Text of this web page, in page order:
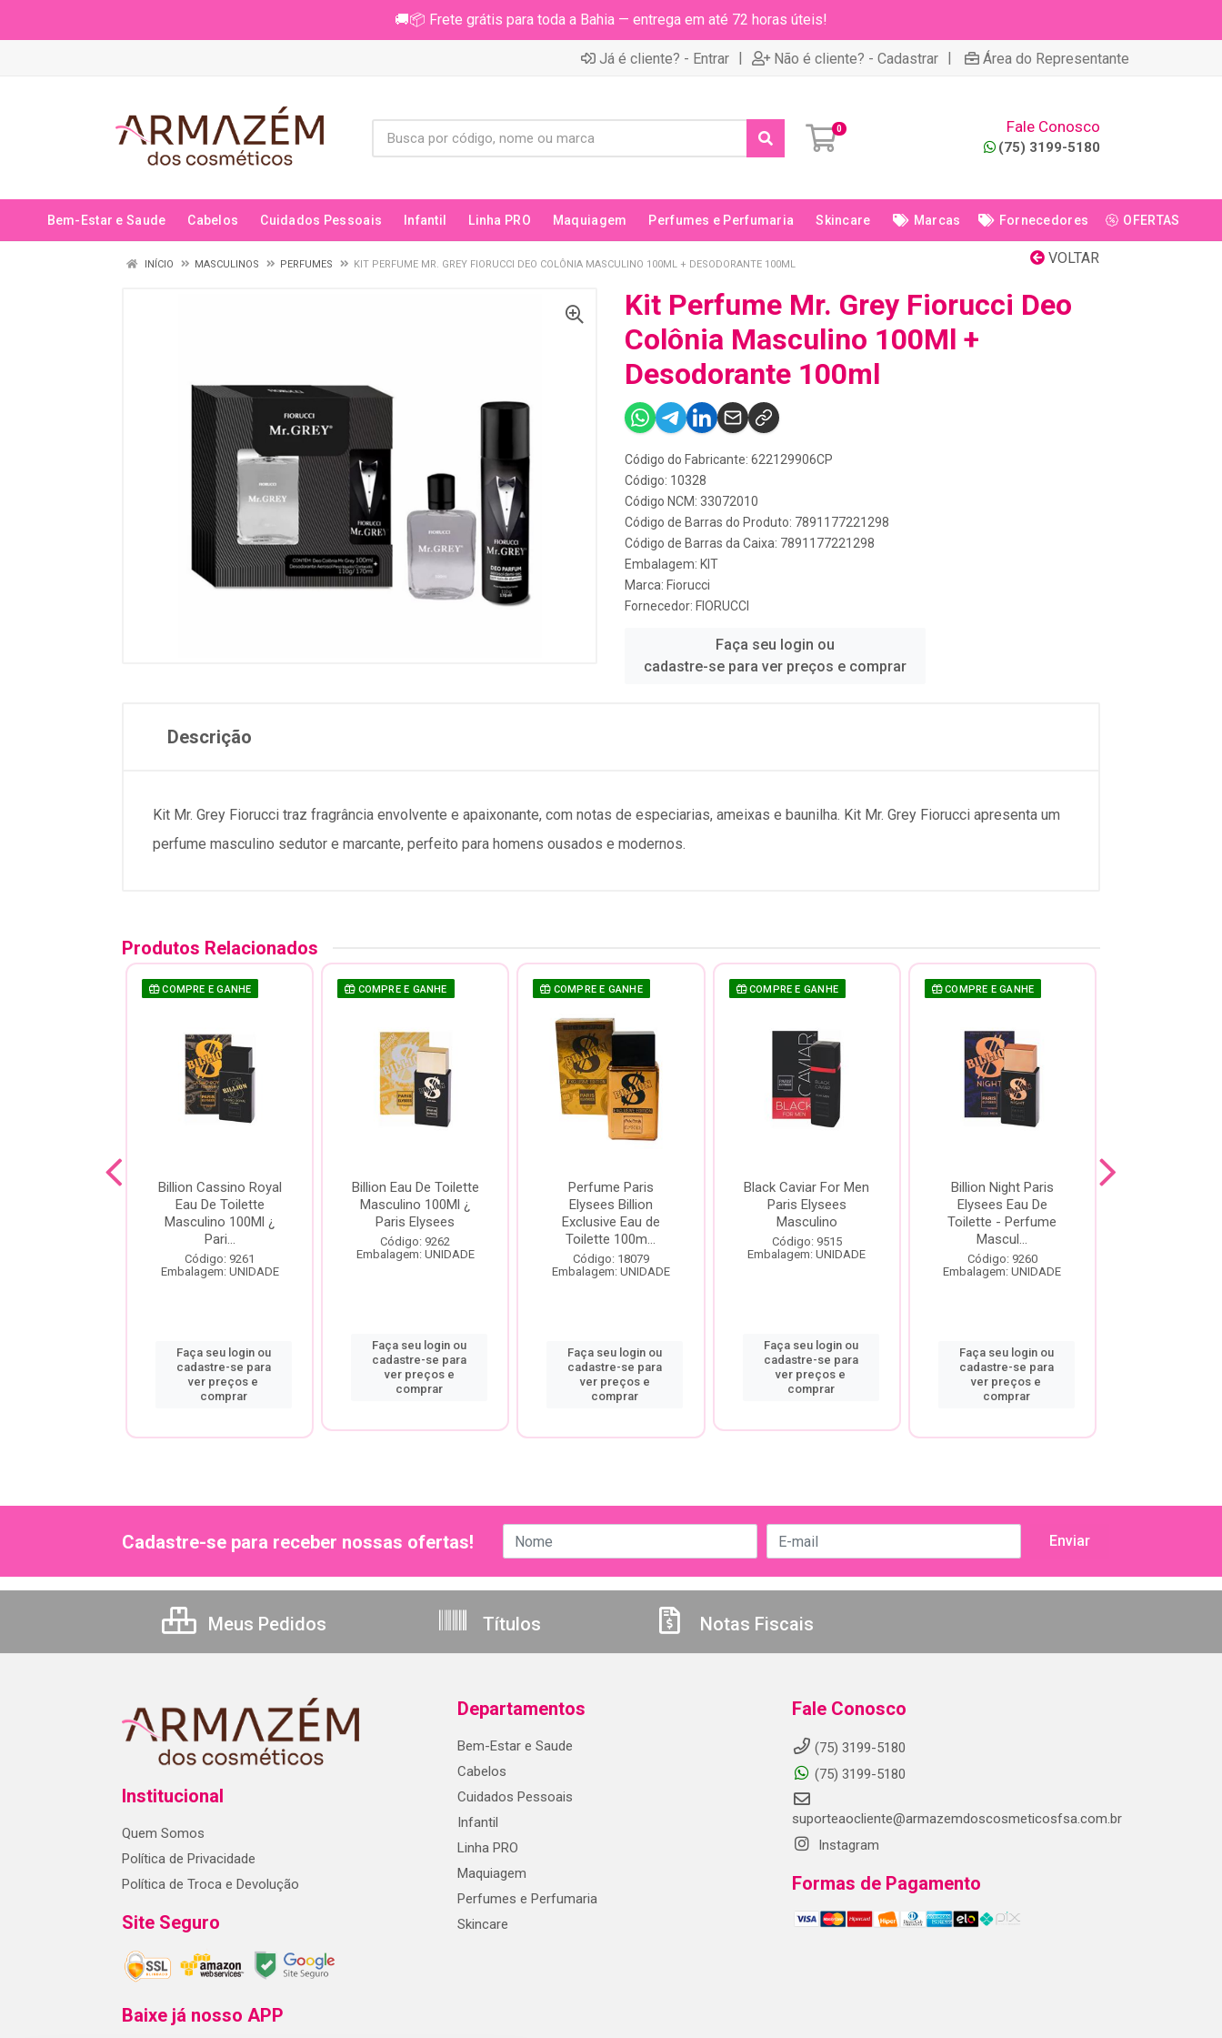
🚚📦 Frete grátis para toda a Bahia — entrega em até 72 horas úteis!
Já é cliente? - Entrar | Não é cliente? - Cadastrar | Área do Representante
0 Fale Conosco
(75) 3199-5180
Bem-Estar e Saude Cabelos Cuidados Pessoais Infantil Linha PRO Maquiagem Perfumes e Perfumaria Skincare Marcas Fornecedores OFERTAS
VOLTAR
INÍCIO MASCULINOS PERFUMES KIT PERFUME MR. GREY FIORUCCI DEO COLÔNIA MASCULINO 100ML + DESODORANTE 100ML
Kit Perfume Mr. Grey Fiorucci Deo
Colônia Masculino 100Ml +
Desodorante 100ml
Código do Fabricante: 622129906CP
Código: 10328
Código NCM: 33072010
Código de Barras do Produto: 7891177221298
Código de Barras da Caixa: 7891177221298
Embalagem: KIT
Marca: Fiorucci
Fornecedor: FIORUCCI
Faça seu login ou
cadastre-se para ver preços e comprar
Descrição
Kit Mr. Grey Fiorucci traz fragrância envolvente e apaixonante, com notas de especiarias, ameixas e baunilha. Kit Mr. Grey Fiorucci apresenta um
perfume masculino sedutor e marcante, perfeito para homens ousados e modernos.
Produtos Relacionados
COMPRE E GANHE
Billion Cassino Royal
Eau De Toilette
Masculino 100Ml ¿
Pari...
Código: 9261
Embalagem: UNIDADE
Faça seu login ou
cadastre-se para
ver preços e
comprar
COMPRE E GANHE
Billion Eau De Toilette
Masculino 100Ml ¿
Paris Elysees
Código: 9262
Embalagem: UNIDADE
Faça seu login ou
cadastre-se para
ver preços e
comprar
COMPRE E GANHE
Perfume Paris
Elysees Billion
Exclusive Eau de
Toilette 100m...
Código: 18079
Embalagem: UNIDADE
Faça seu login ou
cadastre-se para
ver preços e
comprar
COMPRE E GANHE
Black Caviar For Men
Paris Elysees
Masculino
Código: 9515
Embalagem: UNIDADE
Faça seu login ou
cadastre-se para
ver preços e
comprar
COMPRE E GANHE
Billion Night Paris
Elysees Eau De
Toilette - Perfume
Mascul...
Código: 9260
Embalagem: UNIDADE
Faça seu login ou
cadastre-se para
ver preços e
comprar
Cadastre-se para receber nossas ofertas!
Meus Pedidos Títulos Notas Fiscais
Institucional
Quem Somos
Política de Privacidade
Política de Troca e Devolução
Site Seguro
Baixe já nosso APP
Departamentos
Bem-Estar e Saude
Cabelos
Cuidados Pessoais
Infantil
Linha PRO
Maquiagem
Perfumes e Perfumaria
Skincare
Fale Conosco
(75) 3199-5180
(75) 3199-5180
suporteaocliente@armazemdoscosmeticosfsa.com.br
Instagram
Formas de Pagamento